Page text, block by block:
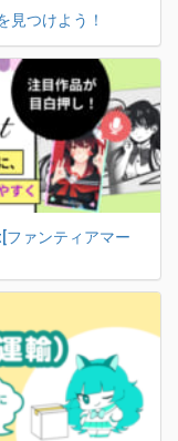
見つけよう！
ァンティアマー